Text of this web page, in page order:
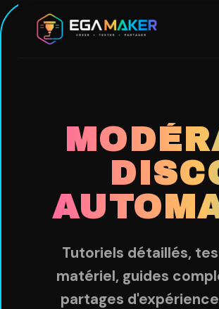
Aller
Tutoriels détaillés,
matériel, guides
partages